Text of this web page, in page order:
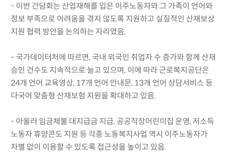
- 이번 간담회는 산업재해를 입은 이주노동자와 그 가족이 언어와
정보 부족으로 어려움을 겪지 않도록 지원하고 실질적인 산재보상
지원 협력 방안을 논의하는 자리였음.
- 국가데이터처에 따르면, 국내 외국인 취업자 수 증가와 함께 산재
승인 건수도 지속적으로 늘고 있으며, 이에 따라 근로복지공단은
24개 언어 교육영상, 17개 언어 안내문, 13개 언어 상담서비스 등
다국어 맞춤형 산재보험 지원을 확대하고 있음.
- 아울러 임금체불 대지급금 지급, 공공직장어린이집 운영, 저소득
노동자 휴양콘도 지원 등 각종 노동복지사업 역시 이주노동자가
차별 없이 이용할 수 있도록 접근성을 높이고 있음.